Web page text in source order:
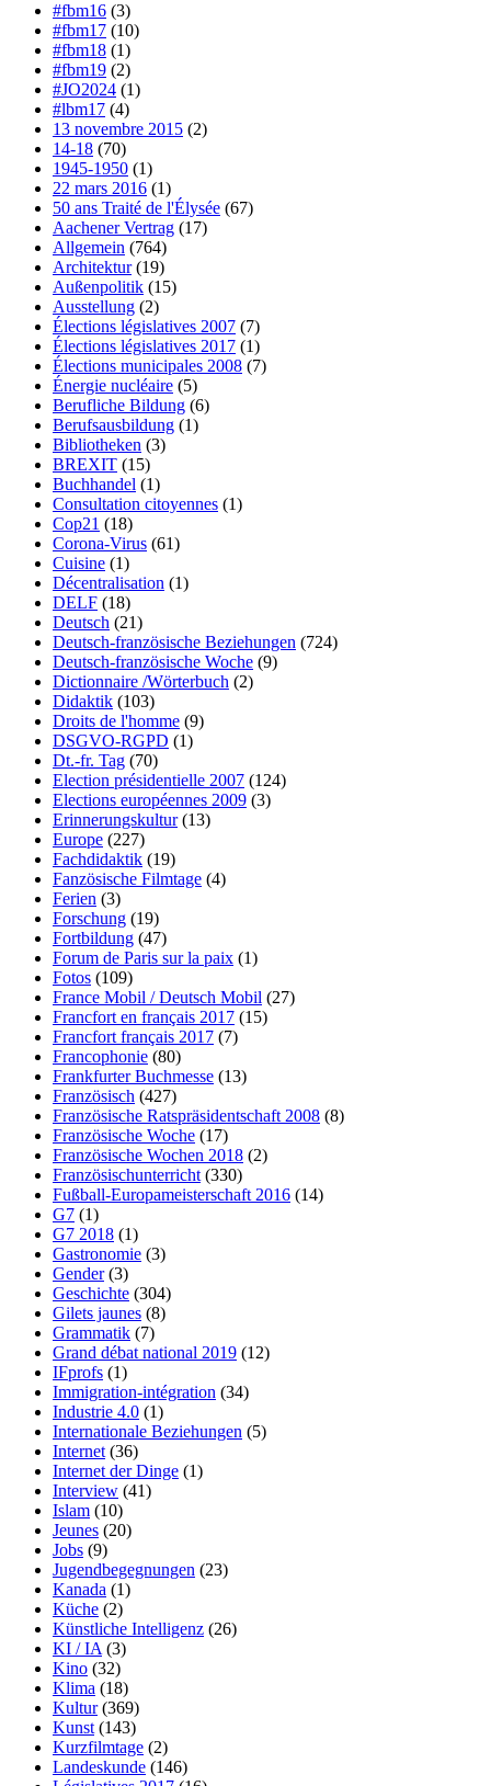
#fbm16 (3)
#fbm17 (10)
#fbm18 (1)
#fbm19 (2)
#JO2024 (1)
#lbm17 (4)
13 novembre 2015 (2)
14-18 (70)
1945-1950 (1)
22 mars 2016 (1)
50 ans Traité de l'Élysée (67)
Aachener Vertrag (17)
Allgemein (764)
Architektur(19)
Außenpolitik (15)
Ausstellung (2)
Élections législatives 2007 (7)
Élections législatives 2017 (1)
Élections municipales 2008 (7)
Énergie nucléaire (5)
Berufliche Bildung (6)
Berufsausbildung (1)
Bibliotheken (3)
BREXIT (15)
Buchhandel (1)
Consultation citoyennes (1)
Cop21 (18)
Corona-Virus (61)
Cuisine (1)
Décentralisation (1)
DELF (18)
Deutsch (21)
Deutsch-französische Beziehungen (724)
Deutsch-französische Woche (9)
Dictionnaire /Wörterbuch (2)
Didaktik (103)
Droits de l'homme (9)
DSGVO-RGPD (1)
Dt.-fr. Tag (70)
Election présidentielle 2007 (124)
Elections européennes 2009 (3)
Erinnerungskultur(13)
Europe (227)
Fachdidaktik (19)
Fanzösische Filmtage (4)
Ferien (3)
Forschung (19)
Fortbildung (47)
Forum de Paris sur la paix (1)
Fotos (109)
France Mobil / Deutsch Mobil (27)
Francfort en français 2017 (15)
Francfort français 2017 (7)
Francophonie (80)
Frankfurter Buchmesse (13)
Französisch (427)
Französische Ratspräsidentschaft 2008 (8)
Französische Woche (17)
Französische Wochen 2018 (2)
Französischunterricht (330)
Fußball-Europameisterschaft 2016 (14)
G7 (1)
G7 2018 (1)
Gastronomie (3)
Gender(3)
Geschichte (304)
Gilets jaunes (8)
Grammatik (7)
Grand débat national 2019 (12)
IFprofs (1)
Immigration-intégration (34)
Industrie 4.0 (1)
Internationale Beziehungen (5)
Internet (36)
Internet der Dinge (1)
Interview (41)
Islam (10)
Jeunes (20)
Jobs (9)
Jugendbegegnungen (23)
Kanada (1)
Küche (2)
Künstliche Intelligenz (26)
KI / IA (3)
Kino (32)
Klima (18)
Kultur(369)
Kunst (143)
Kurzfilmtage (2)
Landeskunde (146)